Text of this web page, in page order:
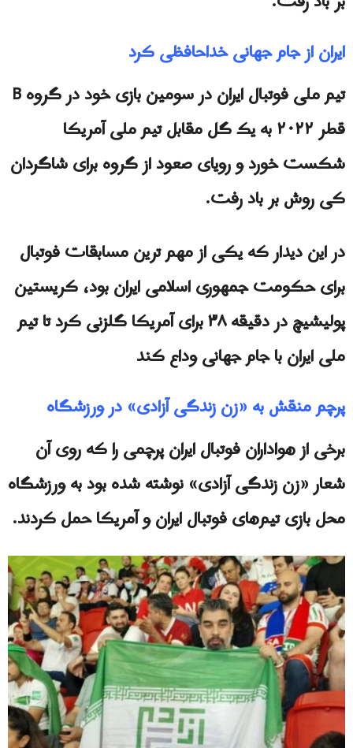
ایران از جام جهانی خداحافظی کرد
تیم ملی فوتبال ایران در سومین بازی خود در گروه B
قطر ۲۰۲۲ به یک گل مقابل تیم ملی آمریکا
شکست خورد و رویای صعود از گروه براى شاگردان
کی روش بر باد رفت.
در این دیدار که یکی از مهم ترین مسابقات فوتبال
برای حکومت جمهوری اسلامی ایران بود، کریستین
پولیشیچ در دقیقه ۳۸ برای آمریکا گلزنی کرد تا تیم
ملی ایران با جام جهانی وداع کند
پرچم منقش به «زن زندگی آزادی» در ورزشگاه
برخی از هواداران فوتبال ایران پرچمی را که روی آن
شعار «زن زندگی آزادی» نوشته شده بود به ورزشگاه
محل بازی تیم‌های فوتبال ايران و آمریکا حمل کردند.